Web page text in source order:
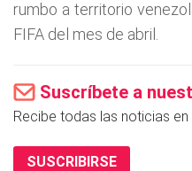
rumbo a territorio
FIFA del mes de abril.
Suscríbete a
Recibe todas las noticias en
SUSCRIBIRSE